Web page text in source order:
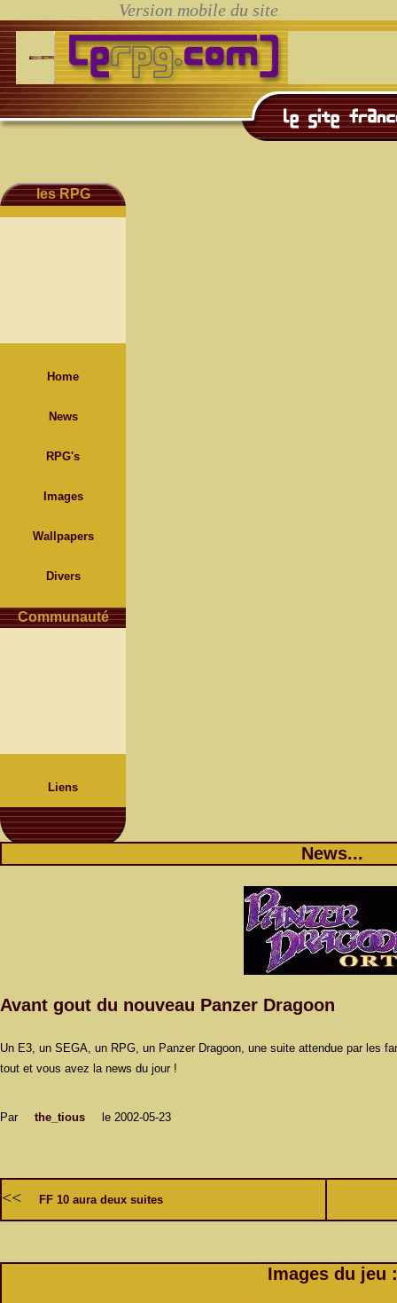
les RPG
Home
News
RPG's
Images
Wallpapers
Divers
Communauté
Liens
News...
Avant gout du nouveau Panzer Dragoon
Un E3, un SEGA, un RPG, un Panzer Dragoon, une suite attendue par les
tout et vous avez la news du jour !
Par the_tious le 2002-05-23
<< FF 10 aura deux suites
Images du jeu :